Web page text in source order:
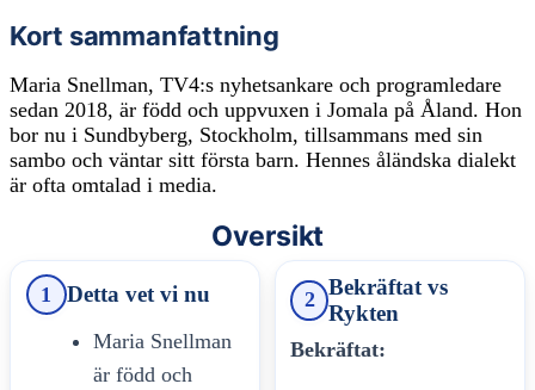
Kort sammanfattning
Maria Snellman, TV4:s nyhetsankare och programledare
sedan 2018, är född och uppvuxen i Jomala på Åland. Hon
bor nu i Sundbyberg, Stockholm, tillsammans med sin
sambo och väntar sitt första barn. Hennes åländska dialekt
är ofta omtalad i media.
Oversikt
1 Detta vet vi nu
Maria Snellman
är född och
2
Bekräftat vs
Rykten
Bekräftat: